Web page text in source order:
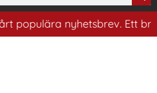
nyhetsbrev. Ett bra